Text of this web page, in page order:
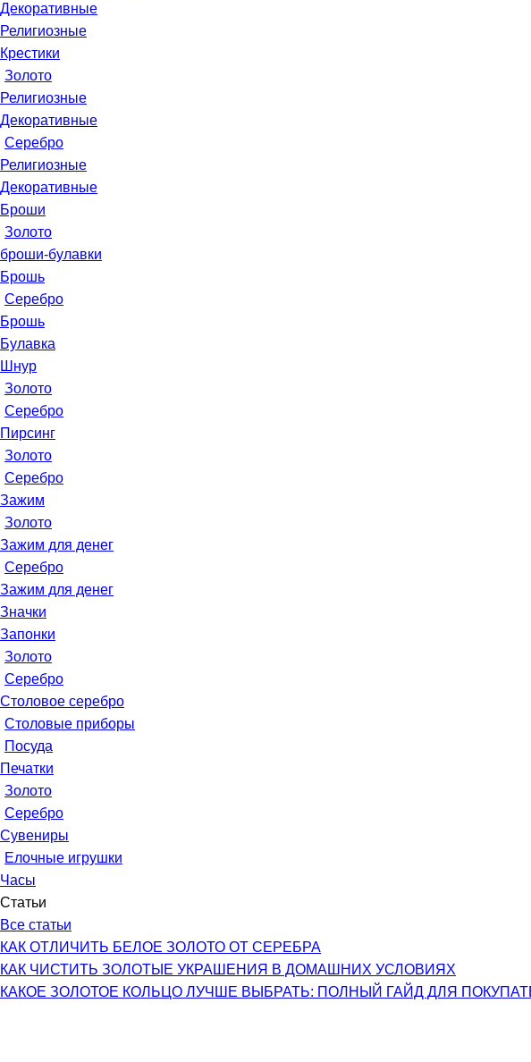
Декоративные
Религиозные
Крестики
Золото
Религиозные
Декоративные
Серебро
Религиозные
Декоративные
Броши
Золото
броши-булавки
Брошь
Серебро
Брошь
Булавка
Шнур
Золото
Серебро
Пирсинг
Золото
Серебро
Зажим
Золото
Зажим для денег
Серебро
Зажим для денег
Значки
Запонки
Золото
Серебро
Столовое серебро
Столовые приборы
Посуда
Печатки
Золото
Серебро
Сувениры
Елочные игрушки
Часы
Статьи
Все статьи
КАК ОТЛИЧИТЬ БЕЛОЕ ЗОЛОТО ОТ СЕРЕБРА
КАК ЧИСТИТЬ ЗОЛОТЫЕ УКРАШЕНИЯ В ДОМАШНИХ УСЛОВИЯХ
КАКОЕ ЗОЛОТОЕ КОЛЬЦО ЛУЧШЕ ВЫБРАТЬ: ПОЛНЫЙ ГАЙД ДЛЯ